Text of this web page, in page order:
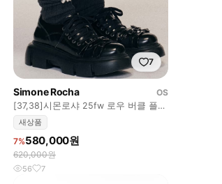
7
Simone Rocha
OS
[37,38]시몬로샤 25fw 로우 버클 플랫
폼 로퍼
새상품
7%580,000원
620,000원
56 7